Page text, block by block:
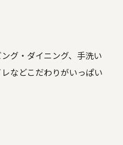
グ・ダイニング、手洗い
などこだわりがいっぱい